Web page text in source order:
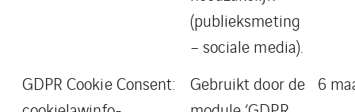
(publieksmeting
– sociale media).
GDPR Cookie Consent:
Gebruikt door de 6